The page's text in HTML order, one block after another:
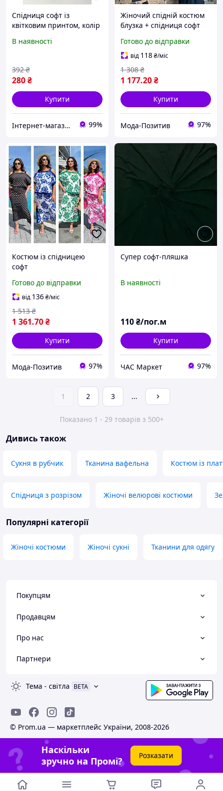
Спідниця софт із
квітковим принтом, колір
В наявності
280₴
392 ₴
Купити
Інтернет-магазин "ARIE" 99%
Жіночий спідній костюм
блузка + спідниця софт
Готово до відправки
від 118₴/міс
1 177.20₴
1 308 ₴
Купити
Мода-Позитив 97%
Костюм із спідницею
софт
Готово до відправки
від 136₴/міс
1 361.70₴
1 513 ₴
Купити
Мода-Позитив 97%
Супер софт-пляшка
В наявності
110₴/пог.м
Купити
ЧАС Маркет 97%
1 2 3 ...
Показано 1 - 29 товарів з 500+
Дивись також
Сукня в рубчик Тканина вафельна Костюм із
Спідниця з розрізом Жіночі велюрові костюми
Популярні категорії
Жіночі костюми Жіночі сукні Тканини для одягу
Покупцям
Продавцям
Про нас
Партнери
Тема - світла BETA
© Prom.ua — маркетплейс України, 2008-2026
Наскільки
зручно на Промі?
Розказати